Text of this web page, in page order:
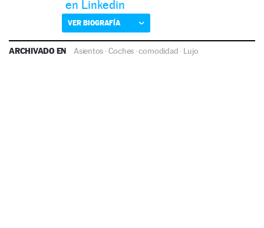
en Linkedin
VER BIOGRAFÍA
ARCHIVADO EN Asientos ·Coches ·comodidad · Lujo